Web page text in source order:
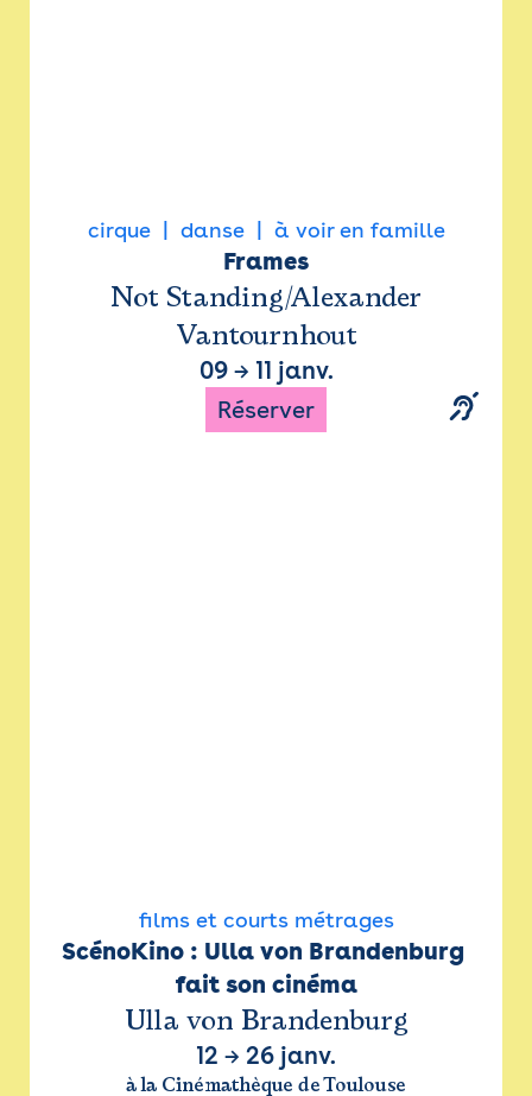
cirque danse à voir en famille
Frames
Not Standing/Alexander
Vantournhout
09→ 11 janv.
Réserver
films et courts métrages
ScénoKino : Ulla von Brandenburg
fait son cinéma
Ulla von Brandenburg
12 → 26 janv.
à la Cinémathèque de Toulouse